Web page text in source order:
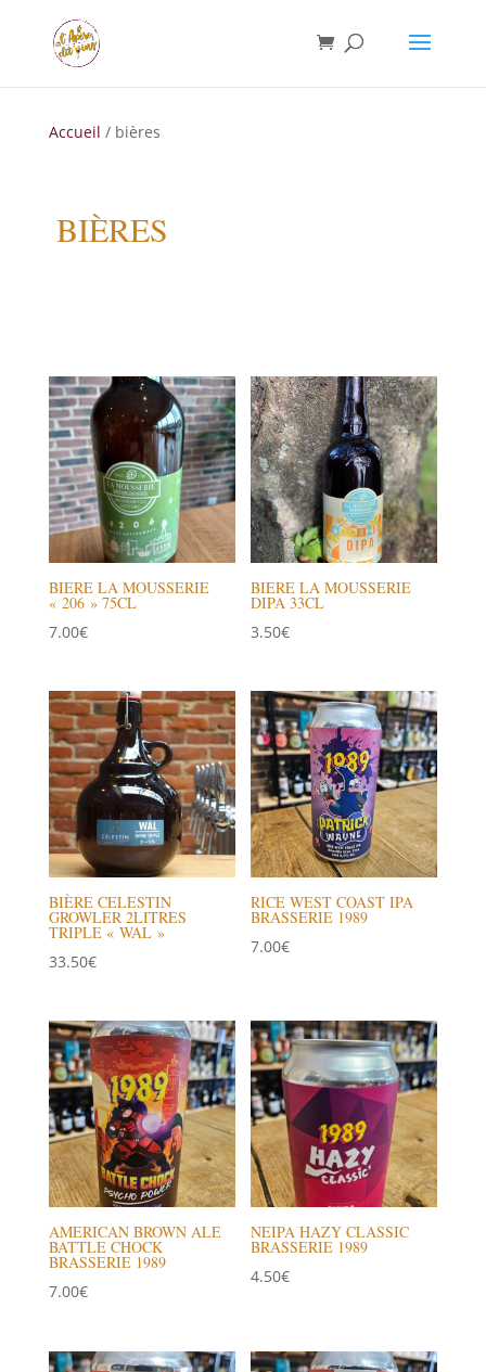
Accueil / bières
BIÈRES
BIERE LA MOUSSERIE
« 206 » 75CL
7.00€
BIERE LA MOUSSERIE
DIPA 33CL
3.50€
BIÈRE CELESTIN
GROWLER 2LITRES
TRIPLE « WAL »
33.50€
RICE WEST COAST IPA
BRASSERIE 1989
7.00€
AMERICAN BROWN ALE
BATTLE CHOCK
BRASSERIE 1989
7.00€
NEIPA HAZY CLASSIC
BRASSERIE 1989
4.50€